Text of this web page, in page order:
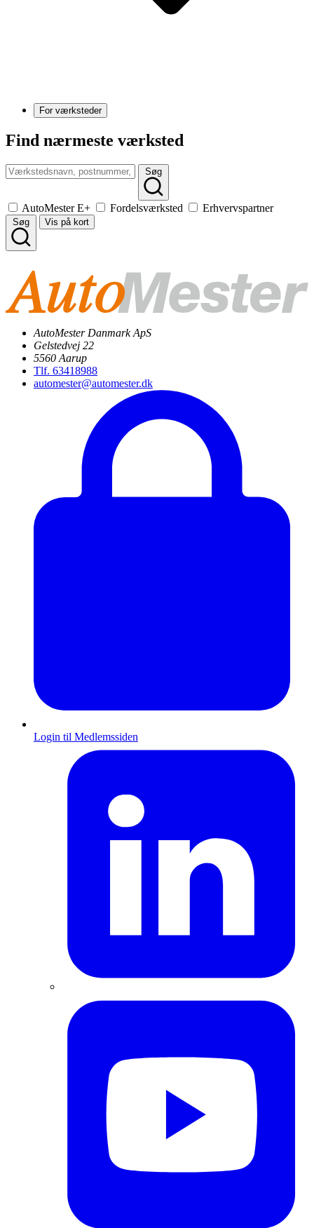
For værksteder
Find nærmeste værksted
Søg
AutoMester E+ Fordelsværksted Erhvervspartner
Søg Vis på kort
AutoMester Danmark ApS
Gelstedvej 22
5560 Aarup
Tlf. 63418988
automester@automester.dk
Login til Medlemssiden